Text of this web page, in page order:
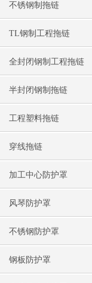
不锈钢制拖链
TL钢制工程拖链
全封闭钢制工程拖链
半封闭钢制拖链
工程塑料拖链
穿线拖链
加工中心防护罩
风琴防护罩
不锈钢防护罩
钢板防护罩